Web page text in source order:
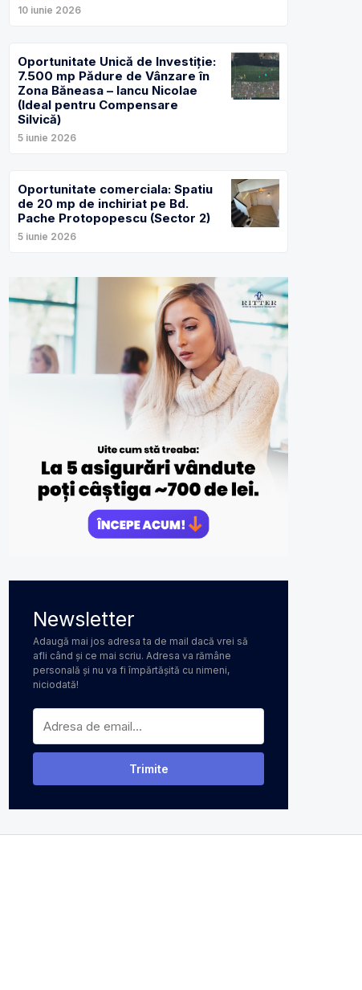
10 iunie 2026
Oportunitate Unică de Investiție:
7.500 mp Pădure de Vânzare în
Zona Băneasa – Iancu Nicolae
(Ideal pentru Compensare
Silvică)
5 iunie 2026
Oportunitate comerciala: Spatiu
de 20 mp de inchiriat pe Bd.
Pache Protopopescu (Sector 2)
5 iunie 2026
Newsletter
Adaugă mai jos adresa ta de mail dacă vrei să
afli când și ce mai scriu. Adresa va rămâne
personală și nu va fi împărtășită cu nimeni,
niciodată!